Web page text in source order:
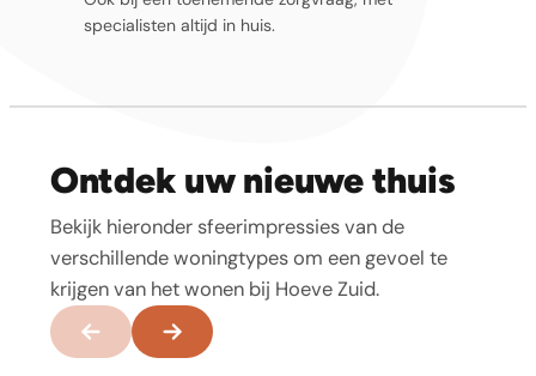
specialisten altijd in huis.
Ontdek uw nieuwe thuis
Bekijk hieronder sfeerimpressies van de
verschillende woningtypes om een gevoel te
krijgen van het wonen bij Hoeve Zuid.